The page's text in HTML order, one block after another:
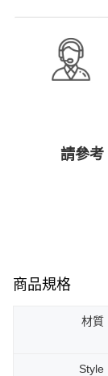
請參考
商品規格
材質
Style